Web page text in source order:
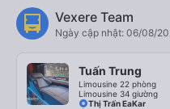
Vexere Team
Ngày cập nhật: 06/08/
Tuấn Trung
Limousine 22 phòng
Limousine 34 giường
Thị Trấn EaKar